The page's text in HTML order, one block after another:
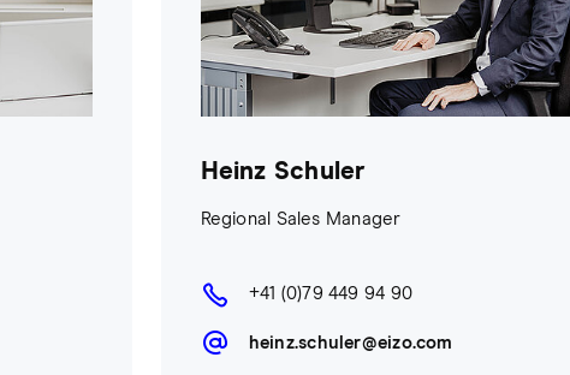
Heinz Schuler
Regional Sales Manager
+41 (0)79 449 94 90
heinz.schuler@eizo.com